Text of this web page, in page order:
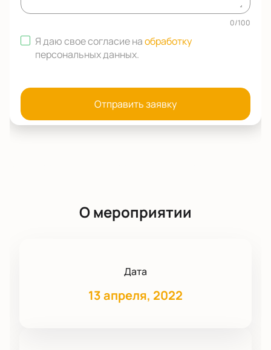
0/100
Я даю свое согласие наобработку
персональных данных.
Отправить заявку
О мероприятии
Дата
13 апреля, 2022